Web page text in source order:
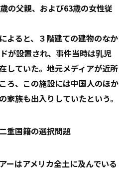
の父親、および63歳の女性従
よると、３階建ての建物のなか
が設置され、事件当時は乳児
していた。地元メディアが近所
ろ、この施設には中国人のほか
家族も出入りしていたという。
重国籍の選択問題
ーはアメリカ全土に及んでいる